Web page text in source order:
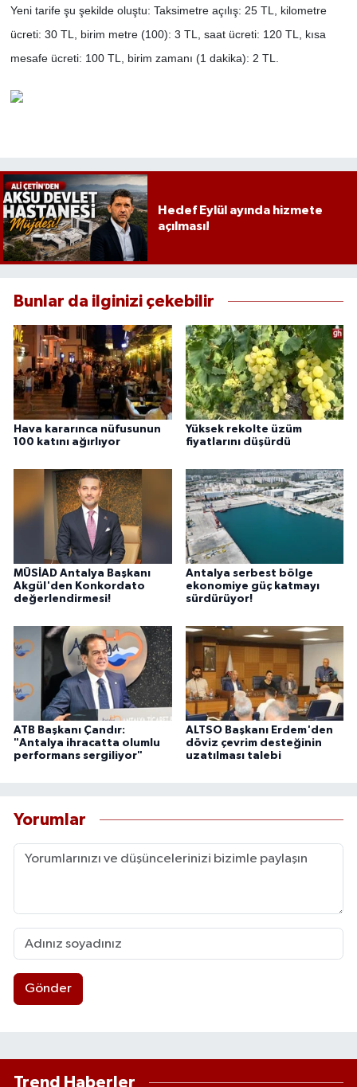
Yeni tarife şu şekilde oluştu: Taksimetre açılış: 25 TL, kilometre
ücreti: 30 TL, birim metre (100): 3 TL, saat ücreti: 120 TL, kısa
mesafe ücreti: 100 TL, birim zamanı (1 dakika): 2 TL.
Hedef Eylül ayında hizmete
açılması!
Bunlar da ilginizi çekebilir
Hava kararınca nüfusunun
100 katını ağırlıyor
Yüksek rekolte üzüm
fiyatlarını düşürdü
MÜSİAD Antalya Başkanı
Akgül'den Konkordato
değerlendirmesi!
Antalya serbest bölge
ekonomiye güç katmayı
sürdürüyor!
ATB Başkanı Çandır:
"Antalya ihracatta olumlu
performans sergiliyor"
ALTSO Başkanı Erdem'den
döviz çevrim desteğinin
uzatılması talebi
Yorumlar
Gönder
Trend Haberler